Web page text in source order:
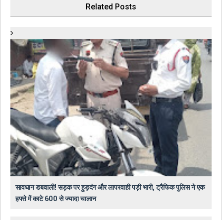
Related Posts
सावधान डबवाली! सड़क पर हुड़दंग और लापरवाही पड़ी भारी, ट्रैफिक पुलिस ने एक
हफ्ते में काटे 600 से ज्यादा चालान